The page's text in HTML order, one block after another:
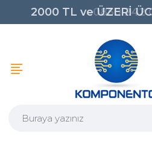
2000 TL ve ÜZERİ
0850 242